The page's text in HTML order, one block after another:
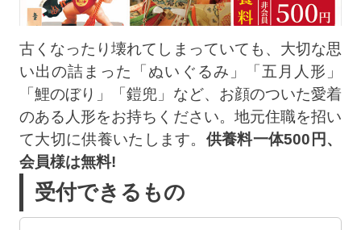
古くなったり壊れてしまっていても、大切な思
い出の詰まった「ぬいぐるみ」「五月人形」
「鯉のぼり」「鎧兜」など、お顔のついた愛着
のある人形をお持ちください。地元住職を招い
て大切に供養いたします。 供養料一体500円、
会員様は無料!
受付できるもの